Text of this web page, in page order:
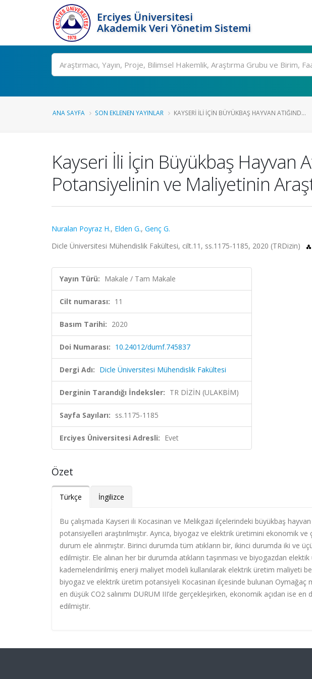
Erciyes Üniversitesi
Akademik Veri Yönetim Sistemi
Ara
ANA SAYFA SON EKLENEN YAYINLAR KAYSERI İLI İÇIN BÜYÜKBAŞ HAYVAN ATIĞIND...
Kayseri İli İçin Büyükbaş Hayvan
Potansiyelinin ve Maliyetinin
Nuralan Poyraz H., Elden G., Genç G.
Dicle Üniversitesi Mühendislik Fakültesi, cilt.11, ss.1175-1185, 2020 (TRDizin)
Yayın Türü: Makale / Tam Makale
Cilt numarası: 11
Basım Tarihi: 2020
Doi Numarası: 10.24012/dumf.745837
Dergi Adı: Dicle Üniversitesi Mühendislik Fakültesi
Derginin Tarandığı İndeksler: TR DİZİN (ULAKBİM)
Sayfa Sayıları: ss.1175-1185
Erciyes Üniversitesi Adresli: Evet
Özet
Türkçe İngilizce
Bu çalışmada Kayseri ili Kocasinan ve Melikgazi ilçelerindeki büyükbaş
potansiyelleri araştırılmıştır. Ayrıca, biyogaz ve elektrik üretimini ekonomik
durum ele alınmıştır. Birinci durumda tüm atıkların bir, ikinci durumda iki ve
edilmiştir. Ele alınan her bir durumda atıkların taşınması ve biyogazdan elektik
kademelendirilmiş enerji maliyet modeli kullanılarak elektrik üretim maliyeti
biyogaz ve elektrik üretim potansiyeli Kocasinan ilçesinde bulunan Oymağaç
en düşük CO2 salınımı DURUM III’de gerçekleşirken, ekonomik açıdan ise
edilmiştir.